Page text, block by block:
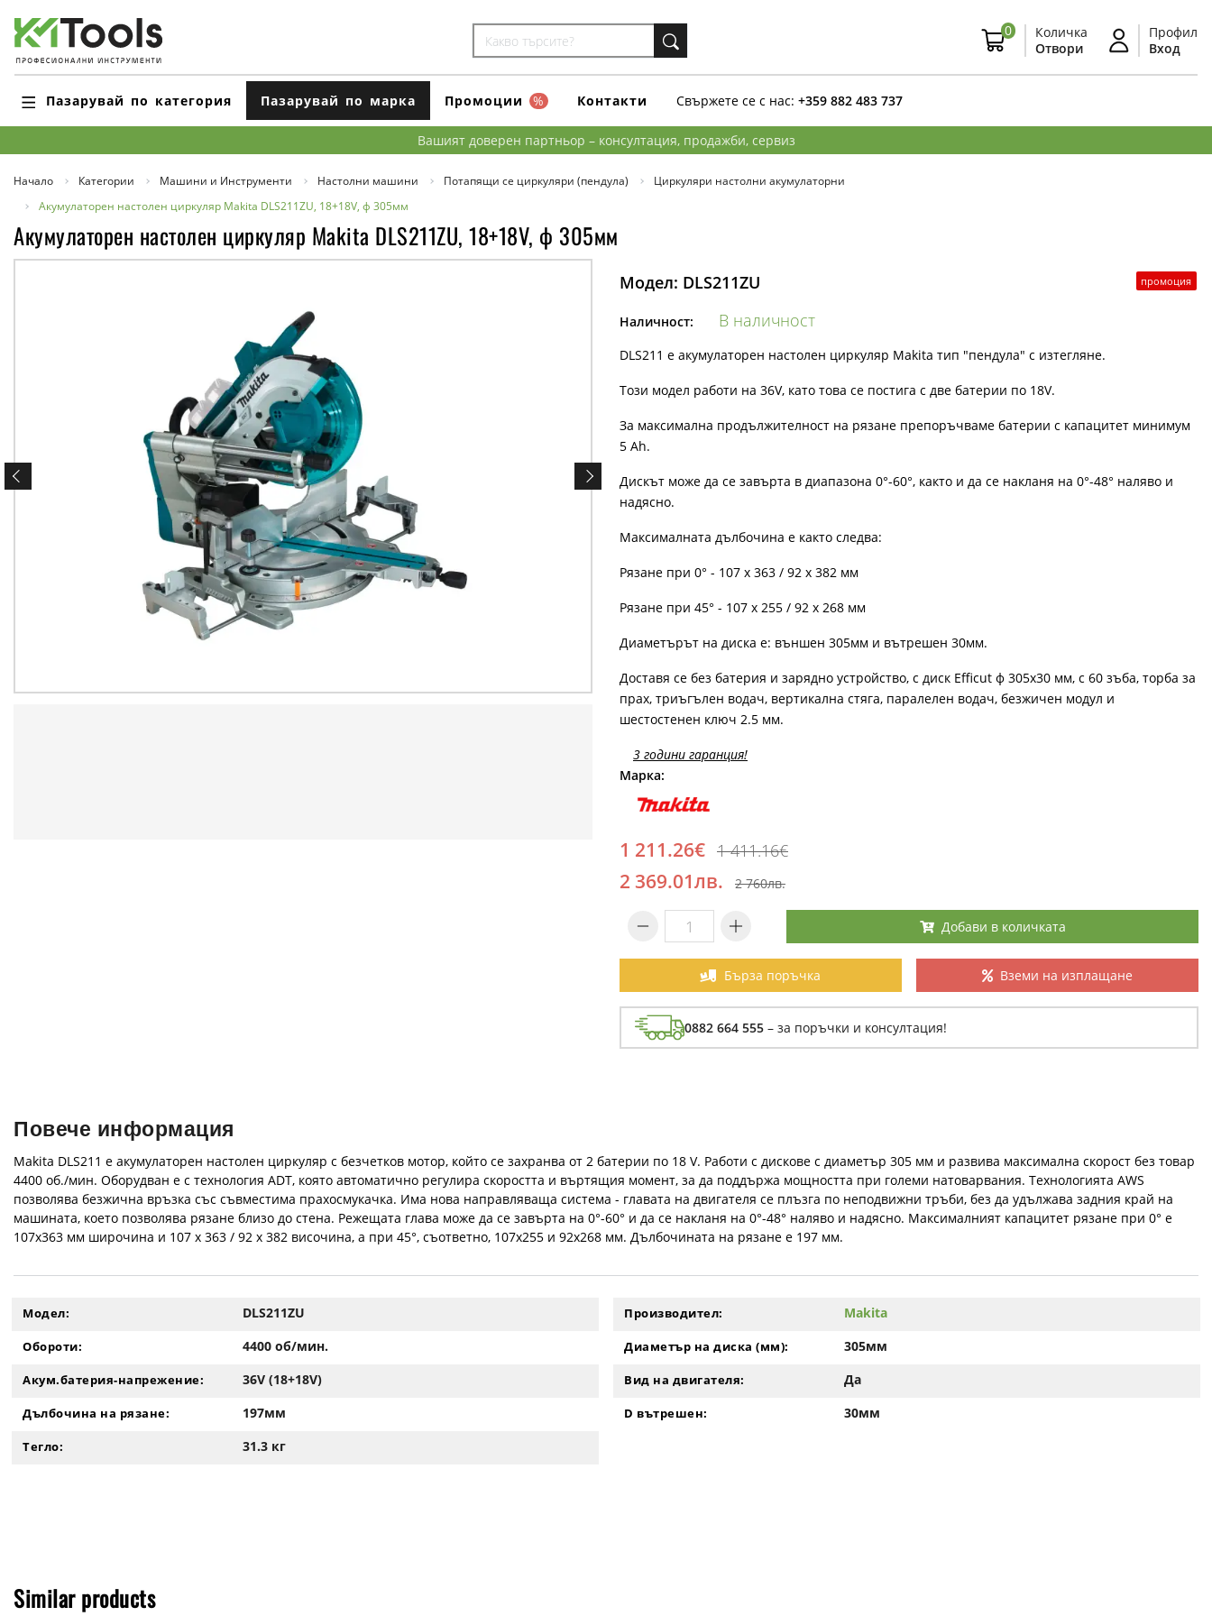
0
Количка
Отвори
Профил
Вход
Пазарувай по категория Пазарувай по марка Промоции % Контакти Свържете се с нас: +359 882 483 737
Вашият доверен партньор – консултация, продажби, сервиз
Начало Категории Машини и Инструменти Настолни машини Потапящи се циркуляри (пендула)
Циркуляри настолни акумулаторни
Акумулаторен настолен циркуляр Makita DLS211ZU, 18+18V, ф 305мм
Акумулаторен настолен циркуляр Makita DLS211ZU, 18+18V, ф 305мм
промоция
Модел: DLS211ZU
Наличност: В наличност
DLS211 е акумулаторен настолен циркуляр Makita тип "пендула" с изтегляне.
Този модел работи на 36V, като това се постига с две батерии по 18V.
За максимална продължителност на рязане препоръчваме батерии с капацитет минимум
5 Ah.
Дискът може да се завърта в диапазона 0°-60°, както и да се накланя на 0°-48° наляво и
надясно.
Максималната дълбочина е както следва:
Рязане при 0° - 107 x 363 / 92 x 382 мм
Рязане при 45° - 107 x 255 / 92 x 268 мм
Диаметърът на диска е: външен 305мм и вътрешен 30мм.
Доставя се без батерия и зарядно устройство, с диск Efficut ф 305х30 мм, с 60 зъба, торба за
прах, триъгълен водач, вертикална стяга, паралелен водач, безжичен модул и
шестостенен ключ 2.5 мм.
3 години гаранция!
Марка:
1 211.26€ 1 411.16€
2 369.01лв. 2 760лв.
Добави в количката
Бърза поръчка Вземи на изплащане
0882 664 555 – за поръчки и консултация!
Повече информация
Makita DLS211 е акумулаторен настолен циркуляр с безчетков мотор, който се захранва от 2 батерии по 18 V. Работи с дискове с диаметър 305 мм и развива максимална скорост без товар
4400 об./мин. Оборудван е с технология ADT, която автоматично регулира скоростта и въртящия момент, за да поддържа мощността при големи натоварвания. Технологията AWS
позволява безжична връзка със съвместима прахосмукачка. Има нова направляваща система - главата на двигателя се плъзга по неподвижни тръби, без да удължава задния край на
машината, което позволява рязане близо до стена. Режещата глава може да се завърта на 0°-60° и да се накланя на 0°-48° наляво и надясно. Максималният капацитет рязане при 0° е
107x363 мм широчина и 107 x 363 / 92 x 382 височина, а при 45°, съответно, 107x255 и 92x268 мм. Дълбочината на рязане е 197 мм.
Модел: DLS211ZU Производител: Makita
Обороти: 4400 об/мин. Диаметър на диска (мм): 305мм
Акум.батерия-напрежение: 36V (18+18V) Вид на двигателя: Да
Дълбочина на рязане: 197мм D вътрeшен: 30мм
Тегло: 31.3 кг
Similar products